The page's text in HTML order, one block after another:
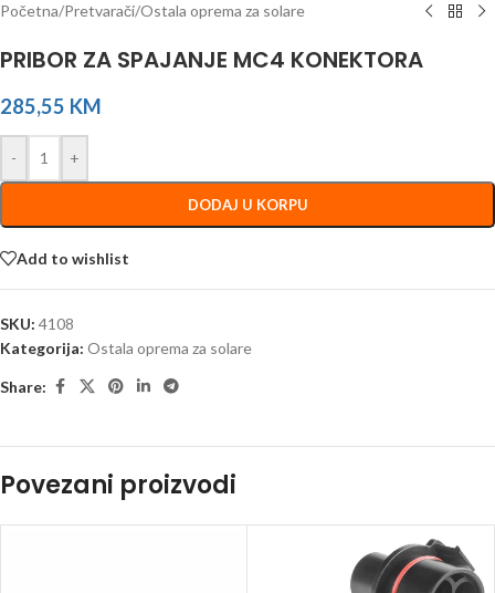
Početna/Pretvarači/Ostala oprema za solare
PRIBOR ZA SPAJANJE MC4 KONEKTORA
285,55 KM
- +
DODAJ U KORPU
Add to wishlist
SKU: 4108
Kategorija: Ostala oprema za solare
Share:
Povezani proizvodi